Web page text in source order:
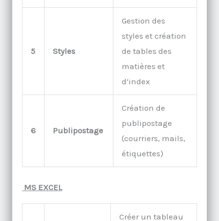
5 Styles
Gestion des
styles et création
de tables des
matières et
d’index
6 Publipostage
Création de
publipostage
(courriers, mails,
étiquettes)
MS EXCEL
Créer un tableau